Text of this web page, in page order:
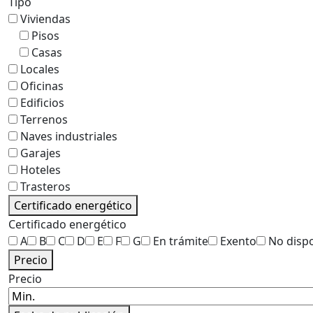
Viviendas
Pisos
Casas
Locales
Oficinas
Edificios
Terrenos
Naves industriales
Garajes
Hoteles
Trasteros
Certificado energético
Certificado energético
A
B C D E F G En trámite Exento
No
Precio
Precio